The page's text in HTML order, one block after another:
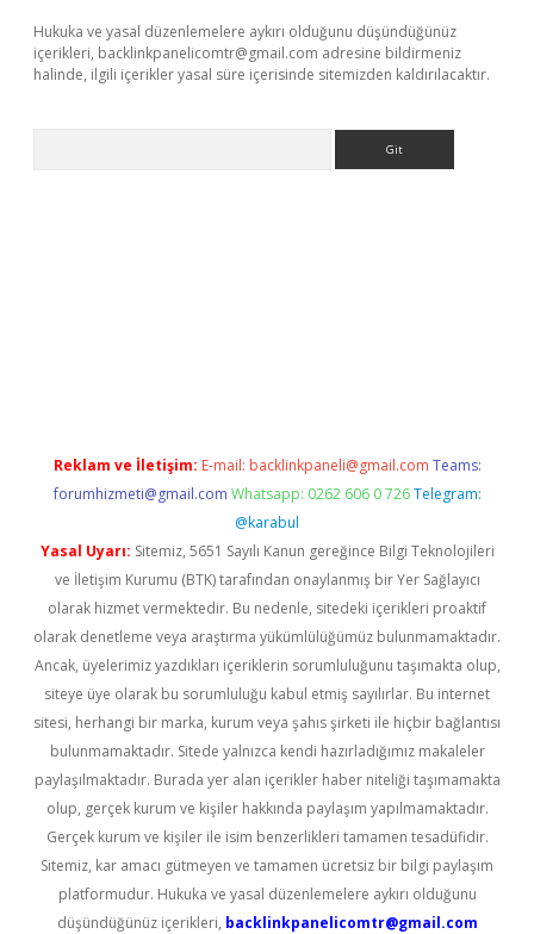
Hukuka ve yasal düzenlemelere aykırı olduğunu düşündüğünüz
içerikleri, backlinkpanelicomtr@gmail.com adresine bildirmeniz
halinde, ilgili içerikler yasal süre içerisinde sitemizden kaldırılacaktır.
Reklam ve İletişim: E-mail: backlinkpaneli@gmail.com Teams:
forumhizmeti@gmail.com Whatsapp: 0262 606 0 726 Telegram:
@karabul
Yasal Uyarı: Sitemiz, 5651 Sayılı Kanun gereğince Bilgi Teknolojileri
ve İletişim Kurumu (BTK) tarafından onaylanmış bir Yer Sağlayıcı
olarak hizmet vermektedir. Bu nedenle, sitedeki içerikleri proaktif
olarak denetleme veya araştırma yükümlülüğümüz bulunmamaktadır.
Ancak, üyelerimiz yazdıkları içeriklerin sorumluluğunu taşımakta olup,
siteye üye olarak bu sorumluluğu kabul etmiş sayılırlar. Bu internet
sitesi, herhangi bir marka, kurum veya şahıs şirketi ile hiçbir bağlantısı
bulunmamaktadır. Sitede yalnızca kendi hazırladığımız makaleler
paylaşılmaktadır. Burada yer alan içerikler haber niteliği taşımamakta
olup, gerçek kurum ve kişiler hakkında paylaşım yapılmamaktadır.
Gerçek kurum ve kişiler ile isim benzerlikleri tamamen tesadüfidir.
Sitemiz, kar amacı gütmeyen ve tamamen ücretsiz bir bilgi paylaşım
platformudur. Hukuka ve yasal düzenlemelere aykırı olduğunu
düşündüğünüz içerikleri, backlinkpanelicomtr@gmail.com